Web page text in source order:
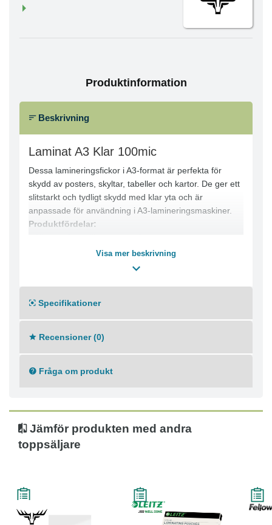
Produktinformation
Beskrivning
Laminat A3 Klar 100mic
Dessa lamineringsfickor i A3-format är perfekta för
skydd av posters, skyltar, tabeller och kartor. De ger ett
slitstarkt och tydligt skydd med klar yta och är
anpassade för användning i A3-lamineringsmaskiner.
Produktfördelar:
● Effektivt skydd mot smuts, vätska och fukt
● Slitstark kvalitet för lång hållbarhet
Tekniska specifikationer:
● Storlek: A3
● Tjocklek: 2 x 100 mic
● Antal: 100 fickor per förpackning
● Material: PET och EVA
Visa mer beskrivning
Specifikationer
Recensioner (0)
Fråga om produkt
Jämför produkten med andra
toppsäljare